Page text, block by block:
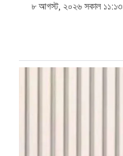
৮ আগস্ট, ২০২৬ সকাল ১১:১৩